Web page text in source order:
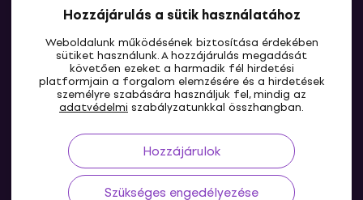
Hozzájárulás a sütik használatához
Weboldalunk működésének biztosítása érdekében
sütiket használunk. A hozzájárulás megadását
követően ezeket a harmadik fél hirdetési
platformjain a forgalom elemzésére és a hirdetések
személyre szabására használjuk fel, mindig az
adatvédelmi szabályzatunkkal összhangban.
Hozzájárulok
Szükséges engedélyezése
HU